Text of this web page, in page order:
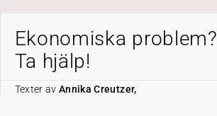
Ekonomiska problem?
Ta hjälp!
Texter av Annika Creutzer,